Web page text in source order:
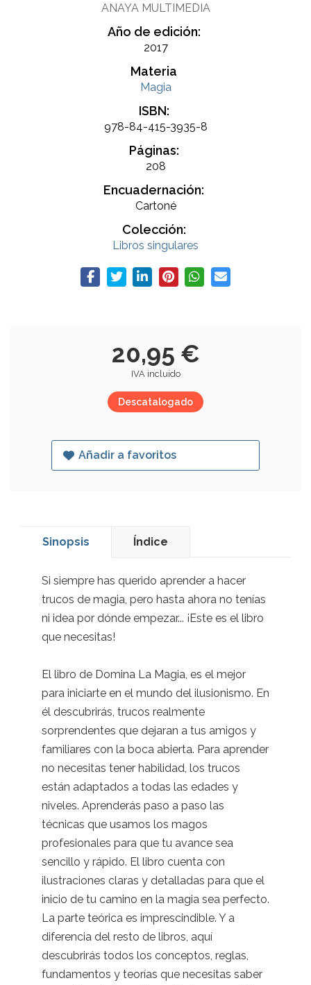
ANAYA MULTIMEDIA
Año de edición:
2017
Materia
Magia
ISBN:
978-84-415-3935-8
Páginas:
208
Encuadernación:
Cartoné
Colección:
Libros singulares
20,95 €
IVA incluido
Descatalogado
Añadir a favoritos
Sinopsis Índice
Si siempre has querido aprender a hacer
trucos de magia, pero hasta ahora no tenías
ni idea por dónde empezar... ¡Este es el libro
que necesitas!
El libro de Domina La Magia, es el mejor
para iniciarte en el mundo del ilusionismo. En
él descubrirás, trucos realmente
sorprendentes que dejaran a tus amigos y
familiares con la boca abierta. Para aprender
no necesitas tener habilidad, los trucos
están adaptados a todas las edades y
niveles. Aprenderás paso a paso las
técnicas que usamos los magos
profesionales para que tu avance sea
sencillo y rápido. El libro cuenta con
ilustraciones claras y detalladas para que el
inicio de tu camino en la magia sea perfecto.
La parte teórica es imprescindible. Y a
diferencia del resto de libros, aquí
descubrirás todos los conceptos, reglas,
fundamentos y teorías que necesitas saber